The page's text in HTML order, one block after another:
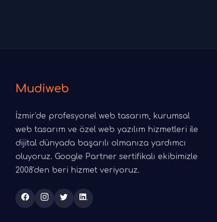
Mudiweb
İzmir'de profesyonel web tasarım, kurumsal
web tasarım ve özel web yazılım hizmetleri ile
dijital dünyada başarılı olmanıza yardımcı
oluyoruz. Google Partner sertifikalı ekibimizle
2008'den beri hizmet veriyoruz.